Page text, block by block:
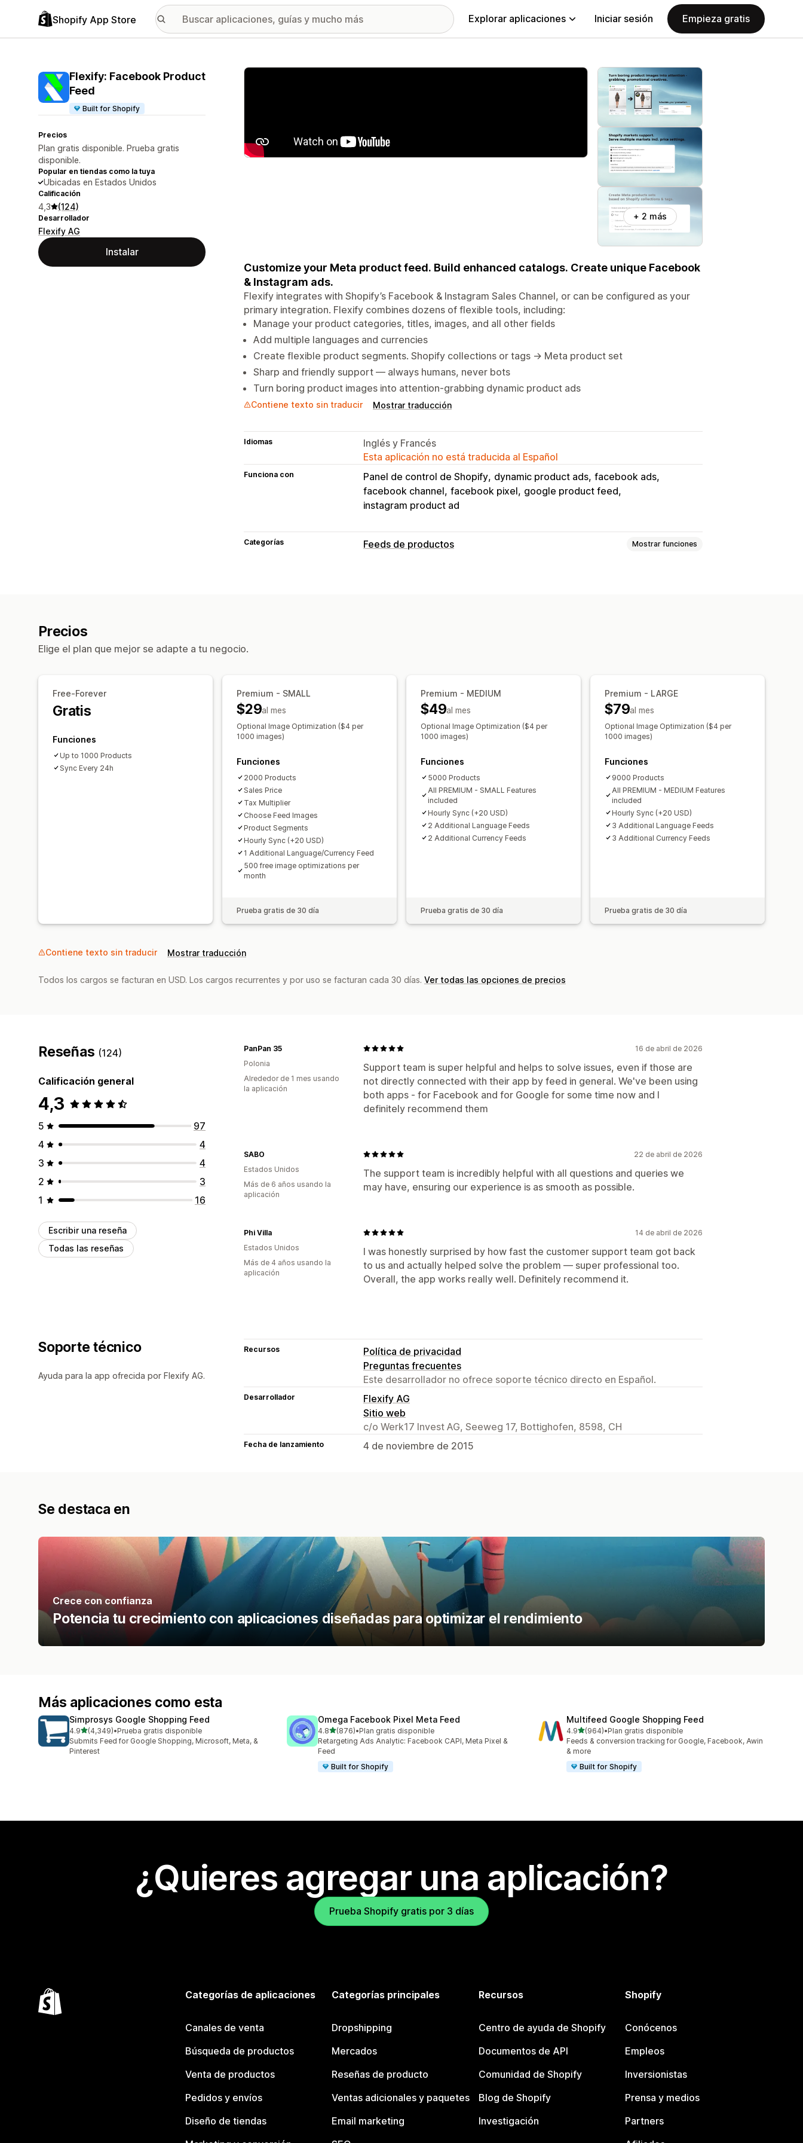
Shopify App Store Explorar aplicaciones Iniciar sesión Empieza gratis
Flexify: Facebook Product
Feed
Built for Shopify
Precios
Plan gratis disponible. Prueba gratis
disponible.
Popular en tiendas como la tuya
Ubicadas en Estados Unidos
Calificación
4,3 (124)
Desarrollador
Flexify AG
Instalar
Galería de imágenes destacadas
+ 2 más
Customize your Meta product feed. Build enhanced catalogs. Create unique Facebook
& Instagram ads.
Flexify integrates with Shopify’s Facebook & Instagram Sales Channel, or can be configured as your
primary integration. Flexify combines dozens of flexible tools, including:
Manage your product categories, titles, images, and all other fields
Add multiple languages and currencies
Create flexible product segments. Shopify collections or tags → Meta product set
Sharp and friendly support — always humans, never bots
Turn boring product images into attention-grabbing dynamic product ads
Contiene texto sin traducir Mostrar traducción
Idiomas
Inglés y Francés
Esta aplicación no está traducida al Español
Funciona con Panel de control de Shopify dynamic product ads facebook ads
facebook channel facebook pixel google product feed
instagram product ad
Categorías Feeds de productos Mostrar funciones
Sincronización de productos Edición masiva
Actualizaciones en tiempo real
Sincronización programada
Validación de errores Selección de productos
Gestión de GTIN
Optimización de feed
Precios
Elige el plan que mejor se adapte a tu negocio.
Free-Forever
Gratis
Funciones
Up to 1000 Products
Sync Every 24h
Premium - SMALL
$29al mes
Optional Image Optimization ($4 per
1000 images)
Funciones
2000 Products
Sales Price
Tax Multiplier
Choose Feed Images
Product Segments
Hourly Sync (+20 USD)
1 Additional Language/Currency Feed
500 free image optimizations per
month
Prueba gratis de 30 día
Premium - MEDIUM
$49al mes
Optional Image Optimization ($4 per
1000 images)
Funciones
5000 Products
All PREMIUM - SMALL Features
included
Hourly Sync (+20 USD)
2 Additional Language Feeds
2 Additional Currency Feeds
Prueba gratis de 30 día
Premium - LARGE
$79al mes
Optional Image Optimization ($4 per
1000 images)
Funciones
9000 Products
All PREMIUM - MEDIUM Features
included
Hourly Sync (+20 USD)
3 Additional Language Feeds
3 Additional Currency Feeds
Prueba gratis de 30 día
Contiene texto sin traducir Mostrar traducción
Todos los cargos se facturan en USD. Los cargos recurrentes y por uso se facturan cada 30 días. Ver todas las opciones de precios
Reseñas (124)
Calificación general
4,3
5
97
4
4
3
4
2
3
1
16
Escribir una reseña
Todas las reseñas
16 de abril de 2026
Support team is super helpful and helps to solve issues, even if those are
not directly connected with their app by feed in general. We've been using
both apps - for Facebook and for Google for some time now and I
definitely recommend them
PanPan 35
Polonia
Alrededor de 1 mes usando
la aplicación
22 de abril de 2026
The support team is incredibly helpful with all questions and queries we
may have, ensuring our experience is as smooth as possible.
SABO
Estados Unidos
Más de 6 años usando la
aplicación
14 de abril de 2026
I was honestly surprised by how fast the customer support team got back
to us and actually helped solve the problem — super professional too.
Overall, the app works really well. Definitely recommend it.
Phi Villa
Estados Unidos
Más de 4 años usando la
aplicación
Soporte técnico
Ayuda para la app ofrecida por Flexify AG.
Recursos
Política de privacidad
Preguntas frecuentes
Este desarrollador no ofrece soporte técnico directo en Español.
Desarrollador
Flexify AG
Sitio web
c/o Werk17 Invest AG, Seeweg 17, Bottighofen, 8598, CH
Fecha de lanzamiento 4 de noviembre de 2015
Se destaca en
Crece con confianza
Potencia tu crecimiento con aplicaciones diseñadas para optimizar el rendimiento
Más aplicaciones como esta
Simprosys Google Shopping Feed
4.9de 5 estrellas
(4,349)
4349 reseñas en total
•Prueba gratis disponible
Submits Feed for Google Shopping, Microsoft, Meta, &
Pinterest
Omega Facebook Pixel Meta Feed
4.8de 5 estrellas
(876)
876 reseñas en total
•Plan gratis disponible
Retargeting Ads Analytic: Facebook CAPI, Meta Pixel &
Feed
Built for Shopify
Multifeed Google Shopping Feed
4.9de 5 estrellas
(964)
964 reseñas en total
•Plan gratis disponible
Feeds & conversion tracking for Google, Facebook, Awin
& more
Built for Shopify
¿Quieres agregar una aplicación?
Prueba Shopify gratis por 3 días
Categorías de aplicaciones
Canales de venta
Búsqueda de productos
Venta de productos
Pedidos y envíos
Diseño de tiendas
Categorías principales
Dropshipping
Mercados
Reseñas de producto
Ventas adicionales y paquetes
Email marketing
Recursos
Centro de ayuda de Shopify
Documentos de API
Comunidad de Shopify
Blog de Shopify
Investigación
Shopify
Conócenos
Empleos
Inversionistas
Prensa y medios
Partners